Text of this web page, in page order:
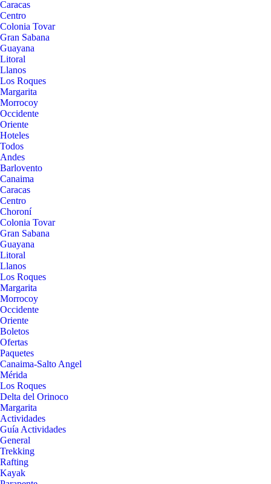
Caracas
Centro
Colonia Tovar
Gran Sabana
Guayana
Litoral
Llanos
Los Roques
Margarita
Morrocoy
Occidente
Oriente
Hoteles
Todos
Andes
Barlovento
Canaima
Caracas
Centro
Choroní
Colonia Tovar
Gran Sabana
Guayana
Litoral
Llanos
Los Roques
Margarita
Morrocoy
Occidente
Oriente
Boletos
Ofertas
Paquetes
Canaima-Salto Angel
Mérida
Los Roques
Delta del Orinoco
Margarita
Actividades
Guía Actividades
General
Trekking
Rafting
Kayak